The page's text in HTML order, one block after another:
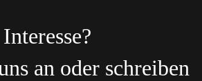
Interesse?
an oder schreiben